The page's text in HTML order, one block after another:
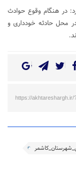
در هنگام وقوع حوادث
محل حادثه خودداری و
https://akhtareshargh.ir/